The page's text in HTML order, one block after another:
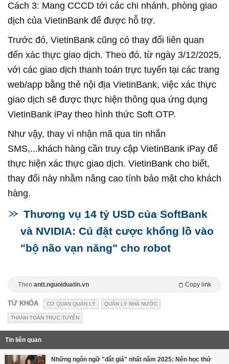
Cách 3: Mang CCCD tới các chi nhánh, phòng giao
dịch của VietinBank để được hỗ trợ.
Trước đó, VietinBank cũng có thay đổi liên quan
đến xác thực giao dịch. Theo đó, từ ngày 3/12/2025,
với các giao dịch thanh toán trực tuyến tại các trang
web/app bằng thẻ nội địa VietinBank, việc xác thực
giao dịch sẽ được thực hiện thông qua ứng dụng
VietinBank iPay theo hình thức Soft OTP.
Như vậy, thay vì nhận mã qua tin nhắn
SMS,...khách hàng cần truy cập VietinBank iPay để
thực hiện xác thực giao dịch. VietinBank cho biết,
thay đổi này nhằm nâng cao tính bảo mật cho khách
hàng.
Thương vụ 14 tỷ USD của SoftBank
và NVIDIA: Cú đặt cược khổng lồ vào
"bộ não vạn năng" cho robot
Theo antt.nguoiduatin.vn Copy link
TỪ KHÓA CƠ QUAN QUẢN LÝ QUẢN LÝ NHÀ NƯỚC
THANH TOÁN TRỰC TUYẾN
Tin liên quan
Những ngôn ngữ "đắt giá" nhất năm 2025: Nên học thứ